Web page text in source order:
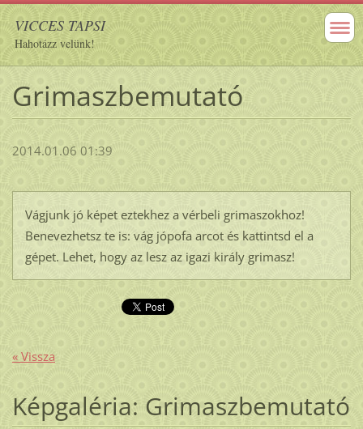
VICCES TAPSI
Hahotázz velünk!
Grimaszbemutató
2014.01.06 01:39
Vágjunk jó képet eztekhez a vérbeli grimaszokhoz!
Benevezhetsz te is: vág jópofa arcot és kattintsd el a
gépet. Lehet, hogy az lesz az igazi király grimasz!
« Vissza
Képgaléria: Grimaszbemutató